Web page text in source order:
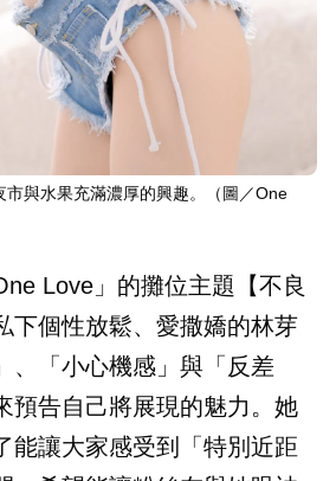
市與水果充滿濃厚的興趣。（圖／One
Love」的攤位主題【不良
下個性放鬆、愛撒嬌的林芽
、「小心機感」與「反差
預告自己將展現的魅力。她
能讓大家感受到「特別近距